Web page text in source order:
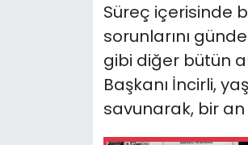
Süreç içerisinde
sorunlarını
gibi diğer bütün
Başkanı İncirli,
savunarak, bir